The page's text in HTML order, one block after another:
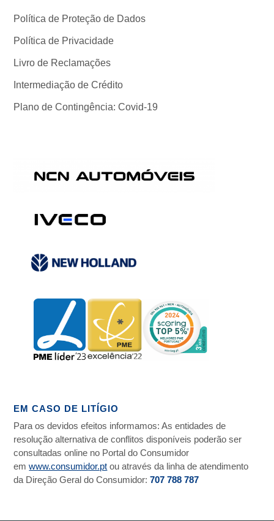
Política de Proteção de Dados
Política de Privacidade
Livro de Reclamações
Intermediação de Crédito
Plano de Contingência: Covid-19
EM CASO DE LITÍGIO
Para os devidos efeitos informamos: As entidades de
resolução alternativa de conflitos disponíveis poderão ser
consultadas online no Portal do Consumidor
em www.consumidor.pt ou através da linha de atendimento
da Direção Geral do Consumidor: 707 788 787